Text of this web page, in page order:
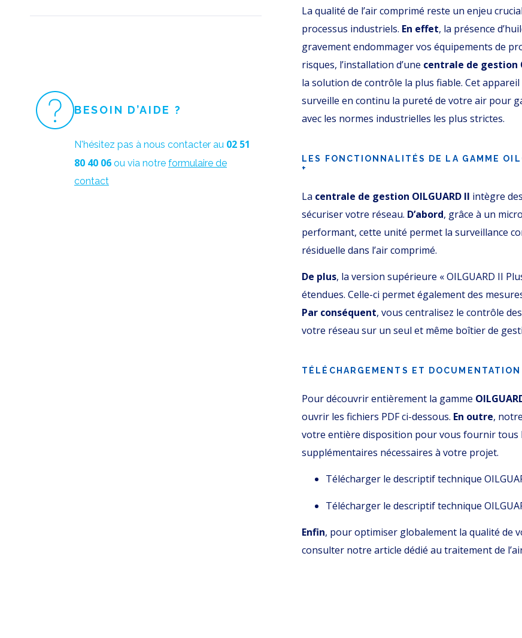
La qualité de l’air comprimé reste un enjeu
processus industriels. En effet, la présence
gravement endommager vos équipements de
risques, l’installation d’une centrale de gestion
la solution de contrôle la plus fiable. Cet
surveille en continu la pureté de votre air pour
avec les normes industrielles les plus strictes.
LES FONCTIONNALITÉS DE LA GAMME
+
La centrale de gestion OILGUARD II intègre
sécuriser votre réseau. D’abord, grâce à un
performant, cette unité permet la surveillance
résiduelle dans l’air comprimé.
De plus, la version supérieure « OILGUARD II
étendues. Celle-ci permet également des
Par conséquent, vous centralisez le contrôle
votre réseau sur un seul et même boîtier de
TÉLÉCHARGEMENTS ET
Pour découvrir entièrement la gamme
ouvrir les fichiers PDF ci-dessous. En outre,
votre entière disposition pour vous fournir tous
supplémentaires nécessaires à votre projet.
Télécharger le descriptif technique
Télécharger le descriptif technique
Enfin, pour optimiser globalement la qualité de
consulter notre article dédié au traitement de
BESOIN D’AIDE ?
N'hésitez pas à nous contacter au 02 51
80 40 06 ou via notre formulaire de
contact